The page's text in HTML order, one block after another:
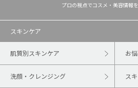
プロの視点でコスメ・美容情報を
スキンケア
肌質別スキンケア お
洗顔・クレンジング ス